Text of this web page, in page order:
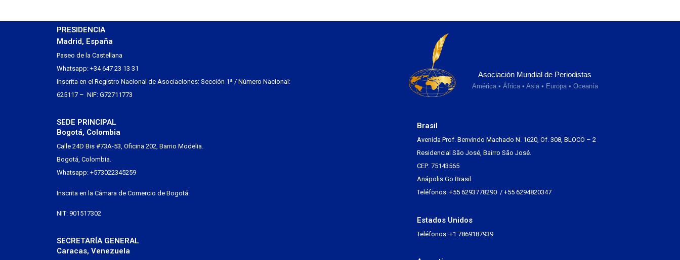
PRESIDENCIA
Madrid, España
Paseo de la Castellana
Whatsapp: +34 647 23 13 31
Inscrita en el Registro Nacional de Asociaciones: Sección 1ª / Número Nacional:
625117 – NIF: G72711773
SEDE PRINCIPAL
Bogotá, Colombia
Calle 24D Bis #73A-53, Oficina 202, Barrio Modelia.
Bogotá, Colombia.
Whatsapp: +573022345259
Inscrita en la Cámara de Comercio de Bogotá:
NIT: 901517302
SECRETARÍA GENERAL
Caracas, Venezuela
Asociación Mundial de Periodistas
América • África • Asia • Europa • Oceanía
Brasil
Avenida Prof. Benvindo Machado N. 1620, Of. 308, BLOCO – 2
Residencial São José, Bairro São José.
CEP: 75143565
Anápolis Go Brasil.
Teléfonos: +55 6293778290 / +55 6294820347
Estados Unidos
Teléfonos: +1 7869187939